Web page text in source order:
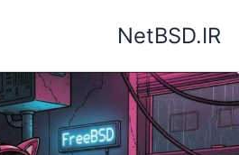
NetBSD.IR